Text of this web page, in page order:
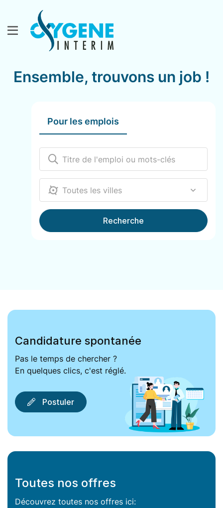
Ensemble, trouvons un job !
Pour les emplois
12000
Recherche
Candidature spontanée
Pas le temps de chercher ?
En quelques clics, c'est réglé.
Postuler
Toutes nos offres
Découvrez toutes nos offres ici: